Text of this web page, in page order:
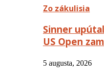
Zo zákulisia
Sinner
US Open
5 augusta, 2026